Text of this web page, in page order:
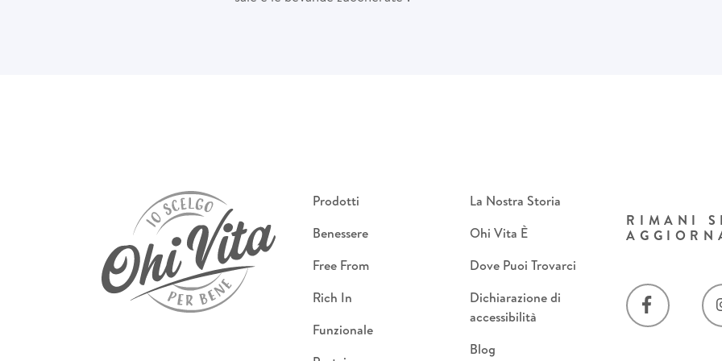
Prodotti
Benessere
Free From
Rich In
Funzionale
La Nostra Storia
Ohi Vita È
Dove Puoi Trovarci
Dichiarazione di
accessibilità
Blog
RIMANI